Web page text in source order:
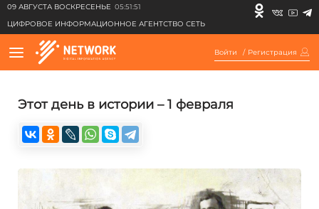
09 АВГУСТА ВОСКРЕСЕНЬЕ 05:51:51
ЦИФРОВОЕ ИНФОРМАЦИОННОЕ АГЕНТСТВО СЕТЬ
Войти / Регистрация
Этот день в истории – 1 февраля